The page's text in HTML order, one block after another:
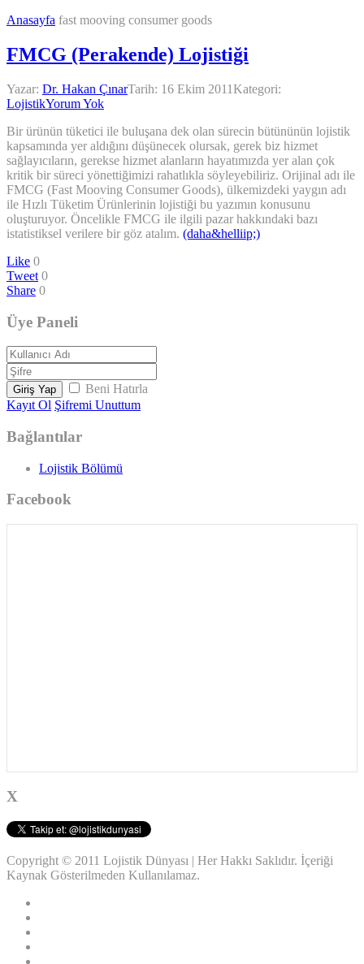
Anasayfa fast mooving consumer goods
FMCG (Perakende) Lojistiği
Yazar: Dr. Hakan ÇınarTarih: 16 Ekim 2011Kategori:
LojistikYorum Yok
Bir ürünün tüketici ile buluşana dek olan sürecin bütününün lojistik
kapsamında yer aldığını düşünecek olursak, gerek biz hizmet
sağlayıcıların, gerekse hizmet alanların hayatımızda yer alan çok
kritik bir süreci yönettiğimizi rahatlıkla söyleyebiliriz. Orijinal adı ile
FMCG (Fast Mooving Consumer Goods), ülkemizdeki yaygın adı
ile Hızlı Tüketim Ürünlerinin lojistiği bu yazımın konusunu
oluşturuyor. Öncelikle FMCG ile ilgili pazar hakkındaki bazı
istatistiksel verilere bir göz atalım. (daha&helliip;)
Like 0
Tweet 0
Share 0
Üye Paneli
Giriş Yap
Beni Hatırla
Kayıt Ol Şifremi Unuttum
Bağlantılar
Lojistik Bölümü
Facebook
X
Copyright © 2011 Lojistik Dünyası | Her Hakkı Saklıdır. İçeriği
Kaynak Gösterilmeden Kullanılamaz.